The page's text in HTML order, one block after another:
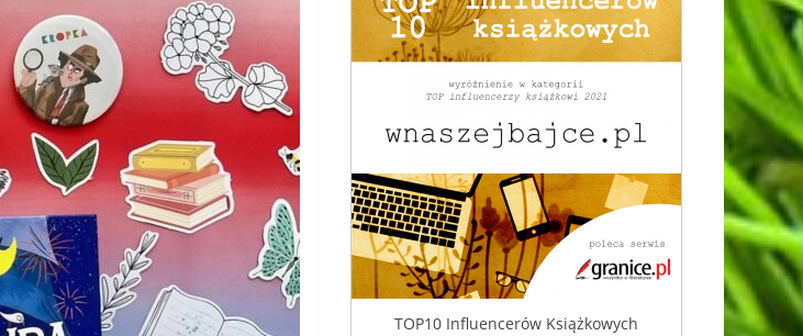
TOP10 Influencerów Książkowych